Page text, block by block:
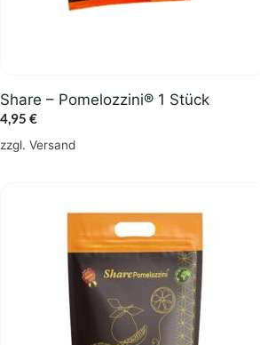
Share – Pomelozzini® 1 Stück
4,95 €
zzgl. Versand